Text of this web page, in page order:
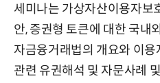
세미나는 가상자산이용자보
안, 증권형 토큰에 대한 국내
자금융거래법의 개요와 이
관련 유권해석 및 자문사례